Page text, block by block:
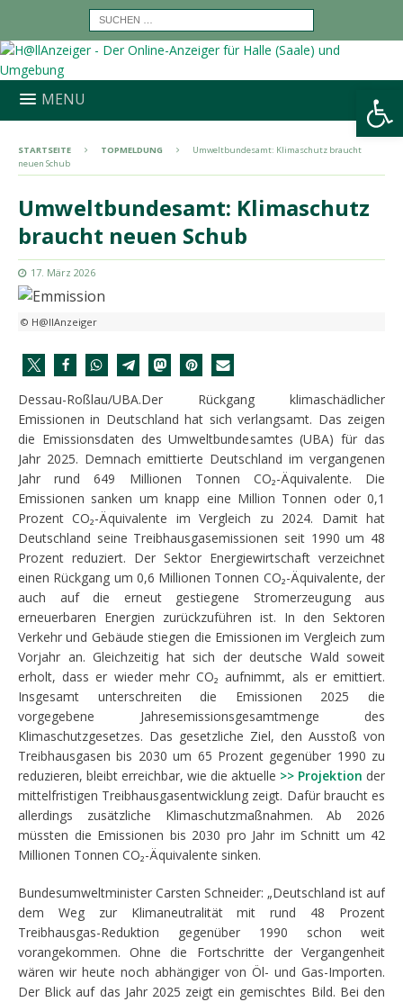
Werkzeugleiste öffnen
MENU
STARTSEITE TOPMELDUNG
Umweltbundesamt: Klimaschutz braucht
neuen Schub
Umweltbundesamt: Klimaschutz
braucht neuen Schub
17. März 2026
© H@llAnzeiger
Dessau-Roßlau/UBA.Der Rückgang klimaschädlicher
Emissionen in Deutschland hat sich verlangsamt. Das zeigen
die Emissionsdaten des Umweltbundesamtes (UBA) für das
Jahr 2025. Demnach emittierte Deutschland im vergangenen
Jahr rund 649 Millionen Tonnen CO₂-Äquivalente. Die
Emissionen sanken um knapp eine Million Tonnen oder 0,1
Prozent CO₂-Äquivalente im Vergleich zu 2024. Damit hat
Deutschland seine Treibhausgasemissionen seit 1990 um 48
Prozent reduziert. Der Sektor Energiewirtschaft verzeichnet
einen Rückgang um 0,6 Millionen Tonnen CO₂-Äquivalente, der
auch auf die erneut gestiegene Stromerzeugung aus
erneuerbaren Energien zurückzuführen ist. In den Sektoren
Verkehr und Gebäude stiegen die Emissionen im Vergleich zum
Vorjahr an. Gleichzeitig hat sich der deutsche Wald soweit
erholt, dass er wieder mehr CO₂ aufnimmt, als er emittiert.
Insgesamt unterschreiten die Emissionen 2025 die
vorgegebene Jahresemissionsgesamtmenge des
Klimaschutzgesetzes. Das gesetzliche Ziel, den Ausstoß von
Treibhausgasen bis 2030 um 65 Prozent gegenüber 1990 zu
reduzieren, bleibt erreichbar, wie die aktuelle >> Projektion der
mittelfristigen Treibhausgasentwicklung zeigt. Dafür braucht es
allerdings zusätzliche Klimaschutzmaßnahmen. Ab 2026
müssten die Emissionen bis 2030 pro Jahr im Schnitt um 42
Millionen Tonnen CO₂-Äquivalente sinken.
Bundesumweltminister Carsten Schneider: „Deutschland ist auf
dem Weg zur Klimaneutralität mit rund 48 Prozent
Treibhausgas-Reduktion gegenüber 1990 schon weit
vorangekommen. Ohne die Fortschritte der Vergangenheit
wären wir heute noch abhängiger von Öl- und Gas-Importen.
Der Blick auf das Jahr 2025 zeigt ein gemischtes Bild. Bei den